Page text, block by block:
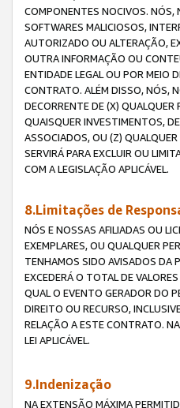
COMPONENTES NOCIVOS. NÓS,
SOFTWARES MALICIOSOS,
AUTORIZADO OU ALTERAÇÃO,
OUTRA INFORMAÇÃO OU
ENTIDADE LEGAL OU POR MEIO
CONTRATO. ALÉM DISSO, NÓS,
DECORRENTE DE (X) QUALQUER
QUAISQUER INVESTIMENTOS,
ASSOCIADOS, OU (Z)
SERVIRÁ PARA EXCLUIR OU
COM A LEGISLAÇÃO APLICÁVEL.
8.Limitações de
NÓS E NOSSAS AFILIADAS OU
EXEMPLARES, OU QUALQUER
TENHAMOS SIDO AVISADOS DA
EXCEDERÁ O TOTAL DE
QUAL O EVENTO GERADOR DO
DIREITO OU RECURSO,
RELAÇÃO A ESTE CONTRATO.
LEI APLICÁVEL.
9.Indenização
NA EXTENSÃO MÁXIMA